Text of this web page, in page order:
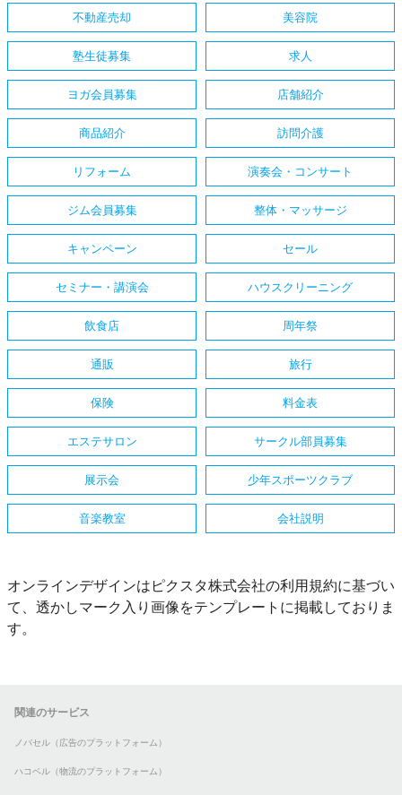
不動産売却 美容院
塾生徒募集 求人
ヨガ会員募集 店舗紹介
商品紹介 訪問介護
リフォーム 演奏会・コンサート
ジム会員募集 整体・マッサージ
キャンペーン セール
セミナー・講演会 ハウスクリーニング
飲食店 周年祭
通販 旅行
保険 料金表
エステサロン サークル部員募集
展示会 少年スポーツクラブ
音楽教室 会社説明
オンラインデザインはピクスタ株式会社の利用規約に基づい
て、透かしマーク入り画像をテンプレートに掲載しておりま
す。
関連のサービス
ノバセル（広告のプラットフォーム）
ハコベル（物流のプラットフォーム）